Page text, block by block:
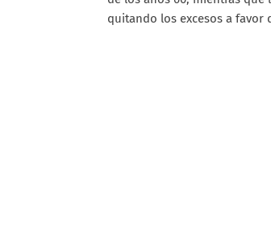
quitando los excesos a favor